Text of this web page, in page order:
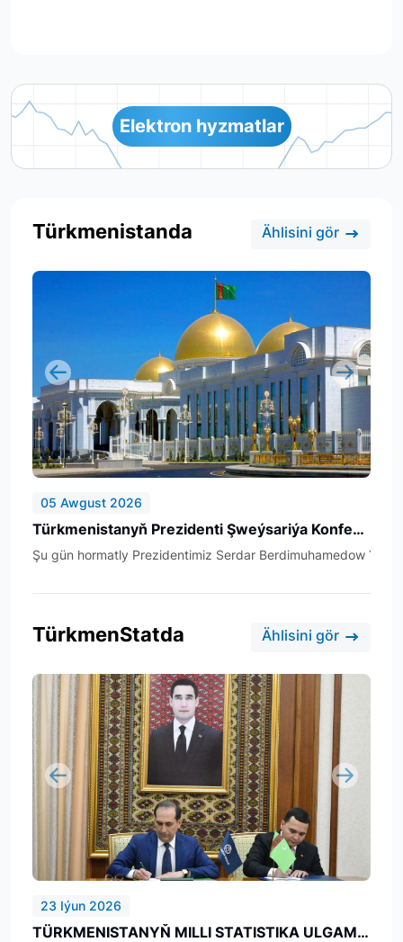
Elektron hyzmatlar
Türkmenistanda Ählisini gör
05 Awgust 2026
Türk­me­nis­ta­nyň Prezidenti Şweý­sa­ri­ýa Kon­fe­de­ra­si­ýa­sy­nyň wi­se-prezidenti, Da­şa­ry iş­ler fe­de­ral de­par...
Şu gün hor­mat­ly Prezidentimiz Serdar Berdimuhamedow
Previous Next
TürkmenStatda Ählisini gör
23 Iýun 2026
TÜRKMENISTANYŇ MILLI STATISTIKA ULGAMY KÄMILLEŞDIRILÝÄR
Previous Next